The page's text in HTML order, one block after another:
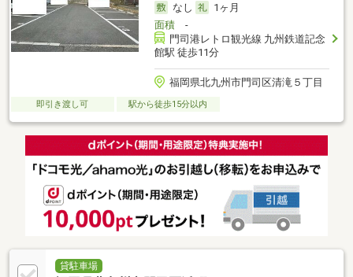
なし
1ヶ月
面積-
門司港レトロ観光線 九州鉄道記念
館駅 徒歩11分
福岡県北九州市門司区清滝５丁目
即引き渡し可 駅から徒歩15分以内
貸駐車場